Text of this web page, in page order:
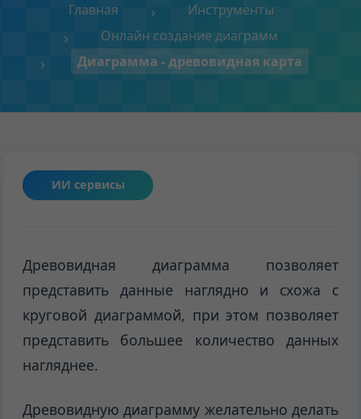
Главная
Инструменты
Онлайн создание диаграмм
Диаграмма - древовидная карта
ИИ сервисы
Древовидная диаграмма позволяет
представить данные наглядно и схожа с
круговой диаграммой, при этом позволяет
представить большее количество данных
нагляднее.
Древовидную диаграмму желательно делать